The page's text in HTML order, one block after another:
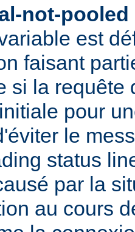
not-pooled
est
faisant
si la requête
pour
le
status
par la
au cours